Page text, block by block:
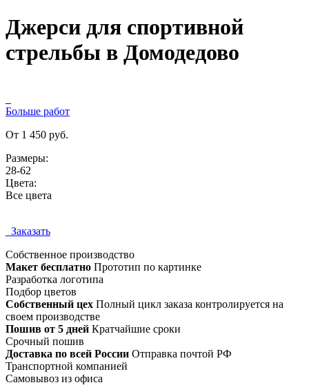
Джерси для спортивной
стрельбы в Домодедово
Больше работ
От 1 450 руб.
Размеры:
28-62
Цвета:
Все цвета
Заказать
Собственное производство
Макет бесплатно Прототип по картинке
Разработка логотипа
Подбор цветов
Собственный цех Полный цикл заказа контролируется на
своем производстве
Пошив от 5 дней Кратчайшие сроки
Срочный пошив
Доставка по всей России Отправка почтой РФ
Транспортной компанией
Самовывоз из офиса